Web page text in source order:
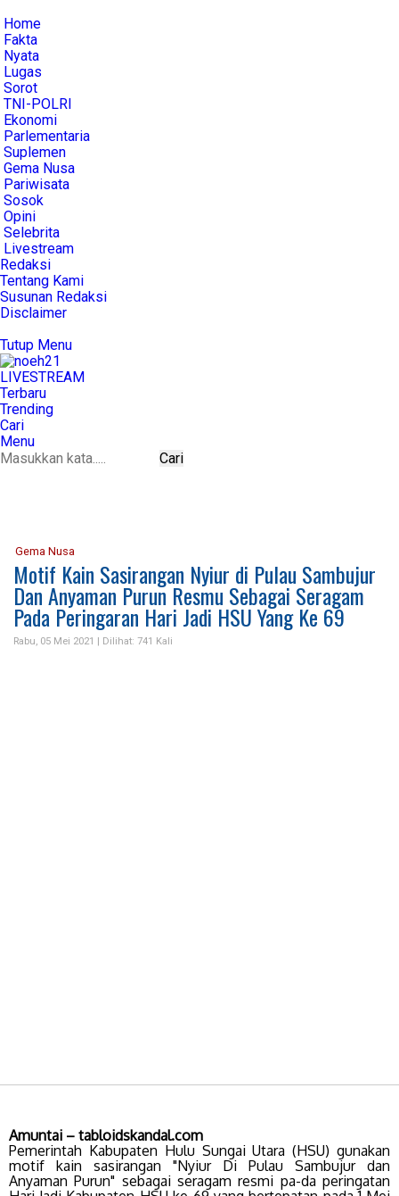
Home
Fakta
Nyata
Lugas
Sorot
TNI-POLRI
Ekonomi
Parlementaria
Suplemen
Gema Nusa
Pariwisata
Sosok
Opini
Selebrita
Livestream
Redaksi
Tentang Kami
Susunan Redaksi
Disclaimer
Tutup Menu
LIVESTREAM
Terbaru
Trending
Cari
Menu
Cari
Gema Nusa
Motif Kain Sasirangan Nyiur di Pulau Sambujur
Dan Anyaman Purun Resmu Sebagai Seragam
Pada Peringaran Hari Jadi HSU Yang Ke 69
Rabu, 05 Mei 2021 | Dilihat: 741 Kali
Amuntai – tabloidskandal.com
Pemerintah Kabupaten Hulu Sungai Utara (HSU) gunakan
motif kain sasirangan "Nyiur Di Pulau Sambujur dan
Anyaman Purun" sebagai seragam resmi pa-da peringatan